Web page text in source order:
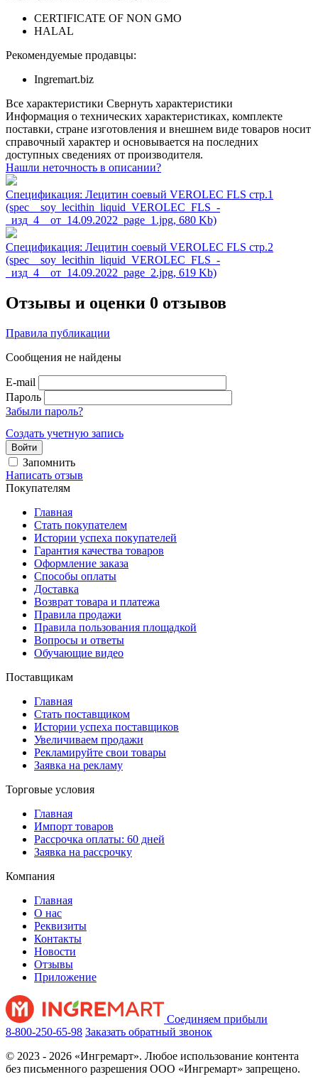
CERTIFICATE OF NON GMO
HALAL
Рекомендуемые продавцы:
Ingremart.biz
Все характеристики Свернуть характеристики
Информация о технических характеристиках, комплекте
поставки, стране изготовления и внешнем виде товаров носит
справочный характер и основывается на последних
доступных сведениях от производителя.
Нашли неточность в описании?
Спецификация: Лецитин соевый VEROLEC FLS стр.1
(spec__soy_lecithin_liquid_VEROLEC_FLS_-
_изд_4__от_14.09.2022_page_1.jpg, 680 Kb)
Спецификация: Лецитин соевый VEROLEC FLS стр.2
(spec__soy_lecithin_liquid_VEROLEC_FLS_-
_изд_4__от_14.09.2022_page_2.jpg, 619 Kb)
Отзывы и оценки 0 отзывов
Правила публикации
Сообщения не найдены
E-mail
Пароль
Забыли пароль?
Создать учетную запись
Войти
Запомнить
Написать отзыв
Покупателям
Главная
Стать покупателем
Истории успеха покупателей
Гарантия качества товаров
Оформление заказа
Способы оплаты
Доставка
Возврат товара и платежа
Правила продажи
Правила пользования площадкой
Вопросы и ответы
Обучающие видео
Поставщикам
Главная
Стать поставщиком
Истории успеха поставщиков
Увеличиваем продажи
Рекламируйте свои товары
Заявка на рекламу
Торговые условия
Главная
Импорт товаров
Рассрочка оплаты: 60 дней
Заявка на рассрочку
Компания
Главная
О нас
Реквизиты
Контакты
Новости
Отзывы
Приложение
Соединяем прибыли
8-800-250-65-98 Заказать обратный звонок
© 2023 - 2026 «Ингремарт». Любое использование контента
без письменного разрешения ООО «Ингремарт» запрещено.